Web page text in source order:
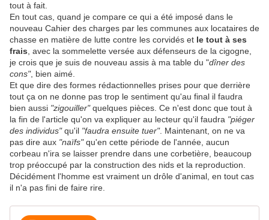
tout à fait.
En tout cas, quand je compare ce qui a été imposé dans le
nouveau Cahier des charges par les communes aux locataires de
chasse en matière de lutte contre les corvidés et le tout à ses
frais , avec la sommelette versée aux défenseurs de la cigogne,
je crois que je suis de nouveau assis à ma table du "dîner des
cons", bien aimé.
Et que dire des formes rédactionnelles prises pour que derrière
tout ça on ne donne pas trop le sentiment qu'au final il faudra
bien aussi "zigouiller"quelques pièces. Ce n'est donc que tout à
la fin de l'article qu'on va expliquer au lecteur qu'il faudra "piéger
des individus"qu'il "faudra ensuite tuer". Maintenant, on ne va
pas dire aux "naïfs"qu'en cette période de l'année, aucun
corbeau n'ira se laisser prendre dans une corbetière, beaucoup
trop préoccupé par la construction des nids et la reproduction.
Décidément l'homme est vraiment un drôle d'animal, en tout cas
il n'a pas fini de faire rire.